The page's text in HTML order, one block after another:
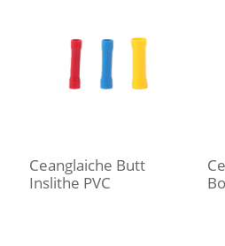
Ceanglaiche Butt
Inslithe PVC